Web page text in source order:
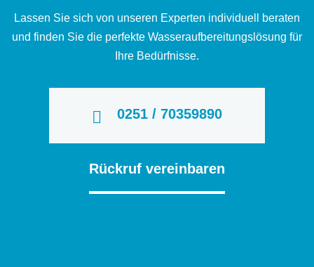
Lassen Sie sich von unseren Experten individuell beraten
und finden Sie die perfekte Wasseraufbereitungslösung für
Ihre Bedürfnisse.
0251 / 70359890
Rückruf vereinbaren